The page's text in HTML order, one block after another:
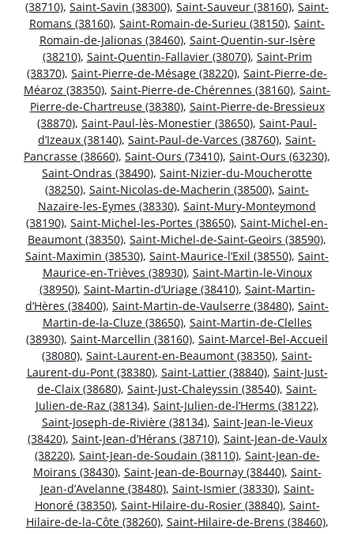
(38710), Saint-Savin (38300), Saint-Sauveur (38160), Saint-
Romans (38160), Saint-Romain-de-Surieu (38150), Saint-
Romain-de-Jalionas (38460), Saint-Quentin-sur-Isère
(38210), Saint-Quentin-Fallavier (38070), Saint-Prim
(38370), Saint-Pierre-de-Mésage (38220), Saint-Pierre-de-
Méaroz (38350), Saint-Pierre-de-Chérennes (38160), Saint-
Pierre-de-Chartreuse (38380), Saint-Pierre-de-Bressieux
(38870), Saint-Paul-lès-Monestier (38650), Saint-Paul-
d’Izeaux (38140), Saint-Paul-de-Varces (38760), Saint-
Pancrasse (38660), Saint-Ours (73410), Saint-Ours (63230),
Saint-Ondras (38490), Saint-Nizier-du-Moucherotte
(38250), Saint-Nicolas-de-Macherin (38500), Saint-
Nazaire-les-Eymes (38330), Saint-Mury-Monteymond
(38190), Saint-Michel-les-Portes (38650), Saint-Michel-en-
Beaumont (38350), Saint-Michel-de-Saint-Geoirs (38590),
Saint-Maximin (38530), Saint-Maurice-l’Exil (38550), Saint-
Maurice-en-Trièves (38930), Saint-Martin-le-Vinoux
(38950), Saint-Martin-d’Uriage (38410), Saint-Martin-
d’Hères (38400), Saint-Martin-de-Vaulserre (38480), Saint-
Martin-de-la-Cluze (38650), Saint-Martin-de-Clelles
(38930), Saint-Marcellin (38160), Saint-Marcel-Bel-Accueil
(38080), Saint-Laurent-en-Beaumont (38350), Saint-
Laurent-du-Pont (38380), Saint-Lattier (38840), Saint-Just-
de-Claix (38680), Saint-Just-Chaleyssin (38540), Saint-
Julien-de-Raz (38134), Saint-Julien-de-l’Herms (38122),
Saint-Joseph-de-Rivière (38134), Saint-Jean-le-Vieux
(38420), Saint-Jean-d’Hérans (38710), Saint-Jean-de-Vaulx
(38220), Saint-Jean-de-Soudain (38110), Saint-Jean-de-
Moirans (38430), Saint-Jean-de-Bournay (38440), Saint-
Jean-d’Avelanne (38480), Saint-Ismier (38330), Saint-
Honoré (38350), Saint-Hilaire-du-Rosier (38840), Saint-
Hilaire-de-la-Côte (38260), Saint-Hilaire-de-Brens (38460),